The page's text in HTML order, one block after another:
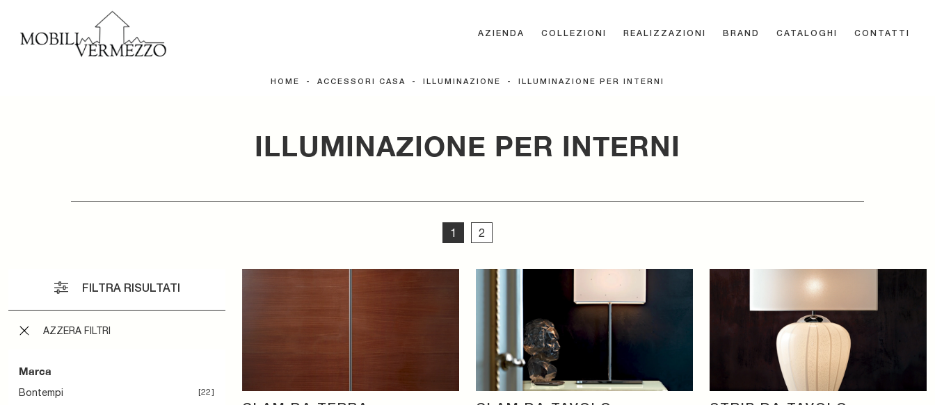
AZIENDA COLLEZIONI REALIZZAZIONI BRAND CATALOGHI CONTATTI
HOME - ACCESSORI CASA - ILLUMINAZIONE - ILLUMINAZIONE PER INTERNI
ILLUMINAZIONE PER INTERNI
1 2
FILTRA RISULTATI
AZZERA FILTRI
Marca
Bontempi 22